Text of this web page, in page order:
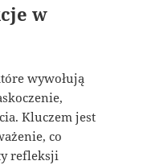
w
wywołują
Kluczem jest
co
refleksji